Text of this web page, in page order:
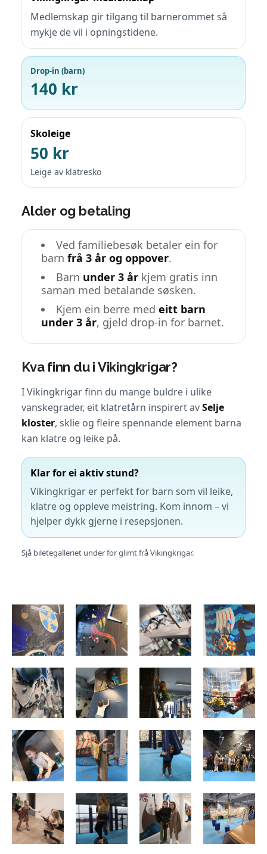
Medlemskap gir tilgang til barnerommet så
mykje de vil i opningstidene.
Drop-in (barn)
140 kr
Skoleige
50 kr
Leige av klatresko
Alder og betaling
Ved familiebesøk betaler ein for
barn frå 3 år og oppover.
Barn under 3 år kjem gratis inn
saman med betalande søsken.
Kjem ein berre med eitt barn
under 3 år, gjeld drop-in for barnet.
Kva finn du i Vikingkrigar?
I Vikingkrigar finn du mange buldre i ulike
vanskegrader, eit klatretårn inspirert avSelje
kloster, sklie og fleire spennande element barna
kan klatre og leike på.
Klar for ei aktiv stund?
Vikingkrigar er perfekt for barn som vil leike,
klatre og oppleve meistring. Kom innom – vi
hjelper dykk gjerne i resepsjonen.
Sjå biletegalleriet under for glimt frå Vikingkrigar.